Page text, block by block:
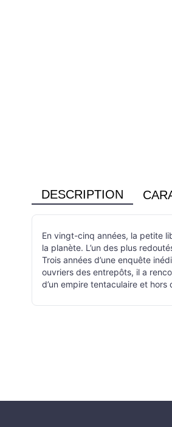
DESCRIPTION
En vingt-cinq années, la petite
la planète. L’un des plus
Trois années d’une enquête
ouvriers des entrepôts, il a
d’un empire tentaculaire et